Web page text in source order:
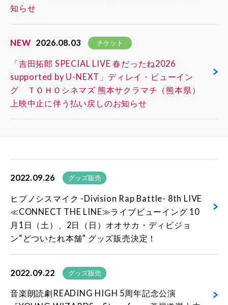
知らせ
NEW 2026.08.03 チケット
「吉田拓郎 SPECIAL LIVE 春だったね2026
supported by U-NEXT」ディレイ・ビューイン
グ ＴＯＨＯシネマズ 熊本サクラマチ（熊本県）
上映中止に伴う払い戻しのお知らせ
2022.09.26 グッズ販売
ヒプノシスマイク -Division Rap Battle- 8th LIVE
≪CONNECT THE LINE≫ライブビューイング 10
月1日（土）、2日（日）オオサカ・ディビジョ
ン“どついたれ本舗” グッズ販売決定！
2022.09.22 グッズ販売
音楽朗読劇READING HIGH 5周年記念公演